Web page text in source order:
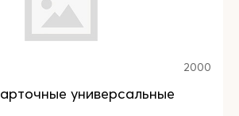
2000
универсальные